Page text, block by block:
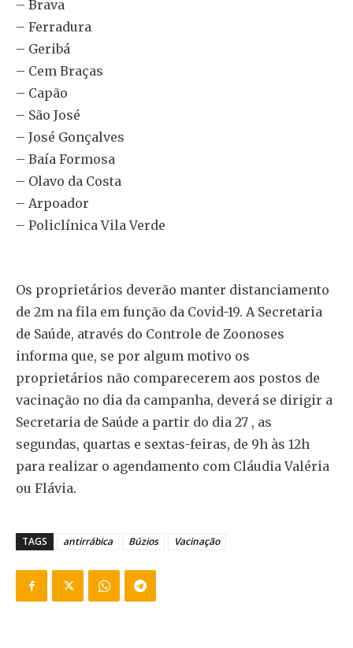
– Brava
– Ferradura
– Geribá
– Cem Braças
– Capão
– São José
– José Gonçalves
– Baía Formosa
– Olavo da Costa
– Arpoador
– Policlínica Vila Verde
Os proprietários deverão manter distanciamento
de 2m na fila em função da Covid-19. A Secretaria
de Saúde, através do Controle de Zoonoses
informa que, se por algum motivo os
proprietários não comparecerem aos postos de
vacinação no dia da campanha, deverá se dirigir a
Secretaria de Saúde a partir do dia 27 , as
segundas, quartas e sextas-feiras, de 9h às 12h
para realizar o agendamento com Cláudia Valéria
ou Flávia.
TAGS antirrábica Búzios Vacinação